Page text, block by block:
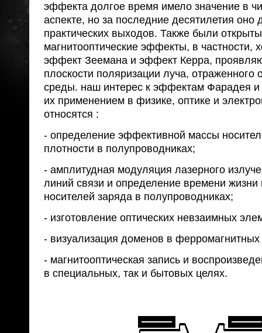
эффекта долгое время имело значение в
аспекте, но за последние десятилетия оно
практических выходов. Также были
магнитооптические эффекты, в частности,
эффект Зеемана и эффект Керра,
плоскости поляризации луча, отраженного
среды. наш интерес к эффектам Фарадея и
их применением в физике, оптике и
относятся :
- определение эффективной массы
плотности в полупроводниках;
- амплитудная модуляция лазерного
линий связи и определение времени жизни
носителей заряда в полупроводниках;
- изготовление оптических невзаимных
- визуализация доменов в ферромагнитных
- магнитооптическая запись и
в специальных, так и бытовых целях.